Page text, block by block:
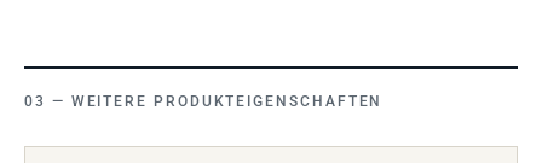
WEITERE PRODUKTEIGENSCHAFTEN